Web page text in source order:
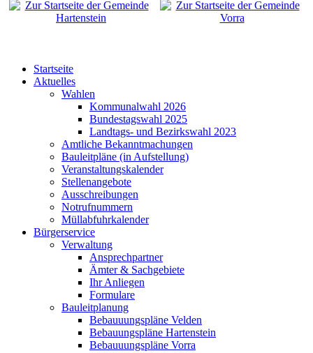
Startseite
Aktuelles
Wahlen
Kommunalwahl 2026
Bundestagswahl 2025
Landtags- und Bezirkswahl 2023
Amtliche Bekanntmachungen
Bauleitpläne (in Aufstellung)
Veranstaltungskalender
Stellenangebote
Ausschreibungen
Notrufnummern
Müllabfuhrkalender
Bürgerservice
Verwaltung
Ansprechpartner
Ämter & Sachgebiete
Ihr Anliegen
Formulare
Bauleitplanung
Bebauuungspläne Velden
Bebauungspläne Hartenstein
Bebauuungspläne Vorra